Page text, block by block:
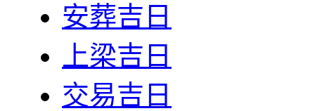
安葬吉日
上梁吉日
交易吉日